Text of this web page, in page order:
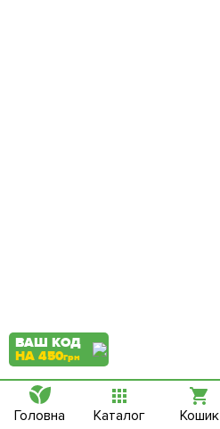
ВАШ КОД
НА 450грн
Головна Каталог Кошик